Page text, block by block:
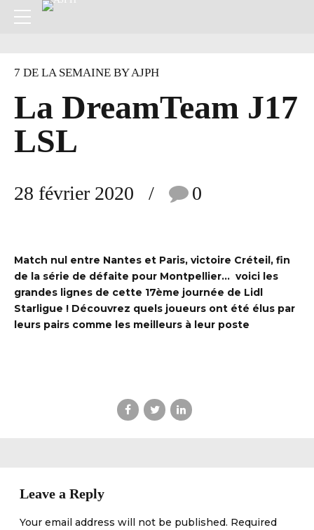
7 DE LA SEMAINE BY AJPH
La DreamTeam J17
LSL
28 février 2020 0
Match nul entre Nantes et Paris, victoire Créteil, fin
de la série de défaite pour Montpellier… voici les
grandes lignes de cette 17ème journée de Lidl
Starligue ! Découvrez quels joueurs ont été élus par
leurs pairs comme les meilleurs à leur poste
Leave a Reply
Your email address will not be published. Required